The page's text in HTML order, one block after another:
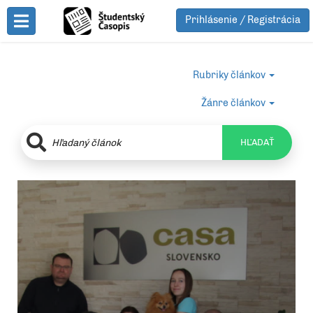
Toggle Menu
Prihlásenie / Registrácia
Rubriky článkov
Žánre článkov
HĽADAŤ